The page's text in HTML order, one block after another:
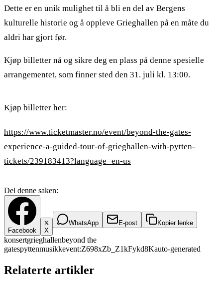
Dette er en unik mulighet til å bli en del av Bergens
kulturelle historie og å oppleve Grieghallen på en måte du
aldri har gjort før.
Kjøp billetter nå og sikre deg en plass på denne spesielle
arrangementet, som finner sted den 31. juli kl. 13:00.
Kjøp billetter her:
https://www.ticketmaster.no/event/beyond-the-gates-
experience-a-guided-tour-of-grieghallen-with-pytten-
tickets/239183413?language=en-us
Del denne saken:
Facebook X
WhatsApp E-post Kopier lenke
konsertgrieghallenbeyond the
gatespyttenmusikkevent:Z698xZb_Z1kFykd8Kauto-generated
Relaterte artikler